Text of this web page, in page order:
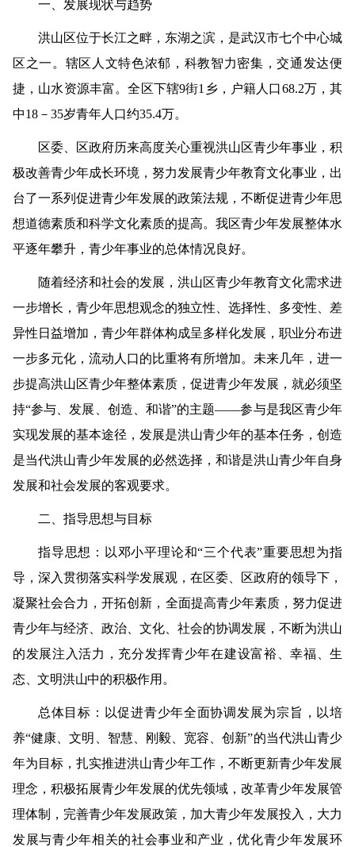
一、发展现状与趋势
洪山区位于长江之畔，东湖之滨，是武汉市七个中心城
区之一。辖区人文特色浓郁，科教智力密集，交通发达便
捷，山水资源丰富。全区下辖9街1乡，户籍人口68.2万，其
中18－35岁青年人口约35.4万。
区委、区政府历来高度关心重视洪山区青少年事业，积
极改善青少年成长环境，努力发展青少年教育文化事业，出
台了一系列促进青少年发展的政策法规，不断促进青少年思
想道德素质和科学文化素质的提高。我区青少年发展整体水
平逐年攀升，青少年事业的总体情况良好。
随着经济和社会的发展，洪山区青少年教育文化需求进
一步增长，青少年思想观念的独立性、选择性、多变性、差
异性日益增加，青少年群体构成呈多样化发展，职业分布进
一步多元化，流动人口的比重将有所增加。未来几年，进一
步提高洪山区青少年整体素质，促进青少年发展，就必须坚
持“参与、发展、创造、和谐”的主题——参与是我区青少年
实现发展的基本途径，发展是洪山青少年的基本任务，创造
是当代洪山青少年发展的必然选择，和谐是洪山青少年自身
发展和社会发展的客观要求。
二、指导思想与目标
指导思想：以邓小平理论和“三个代表”重要思想为指
导，深入贯彻落实科学发展观，在区委、区政府的领导下，
凝聚社会合力，开拓创新，全面提高青少年素质， 努力促进
青少年与经济、政治、文化、社会的协调发展，不断为洪山
的发展注入活力，充分发挥青少年在建设富裕、幸福、生
态、文明洪山中的积极作用。
总体目标：以促进青少年全面协调发展为宗旨，以培
养“健康、文明、智慧、刚毅、宽容、创新”的当代洪山青少
年为目标，扎实推进洪山青少年工作，不断更新青少年发展
理念，积极拓展青少年发展的优先领域，改革青少年发展管
理体制，完善青少年发展政策，加大青少年发展投入，大力
发展与青少年相关的社会事业和产业，优化青少年发展环